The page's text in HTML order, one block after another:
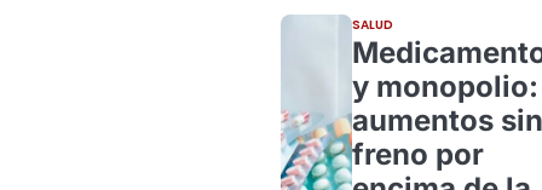
SALUD
y monopolio:
aumentos sin
freno por